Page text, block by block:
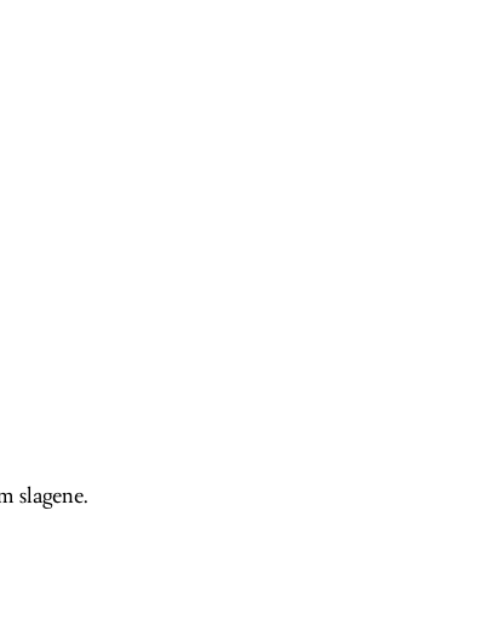
slagene.